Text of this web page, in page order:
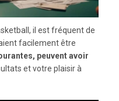
il est fréquent de
facilement être
peuvent avoir
et votre plaisir à